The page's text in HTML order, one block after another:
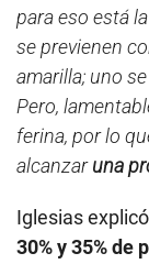
para eso está
se previenen
amarilla; uno
Pero,
ferina, por lo
alcanzaruna
Iglesias
30% y 35% de